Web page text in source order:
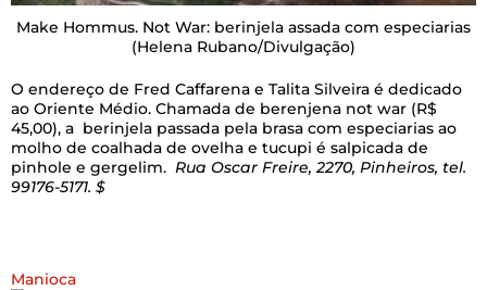
Make Hommus. Not War: berinjela assada com especiarias
(Helena Rubano/Divulgação)
O endereço de Fred Caffarena e Talita Silveira é dedicado
ao Oriente Médio. Chamada de berenjena not war (R$
45,00), a berinjela passada pela brasa com especiarias ao
molho de coalhada de ovelha e tucupi é salpicada de
pinhole e gergelim. Rua Oscar Freire, 2270, Pinheiros, tel.
99176-5171. $
Manioca